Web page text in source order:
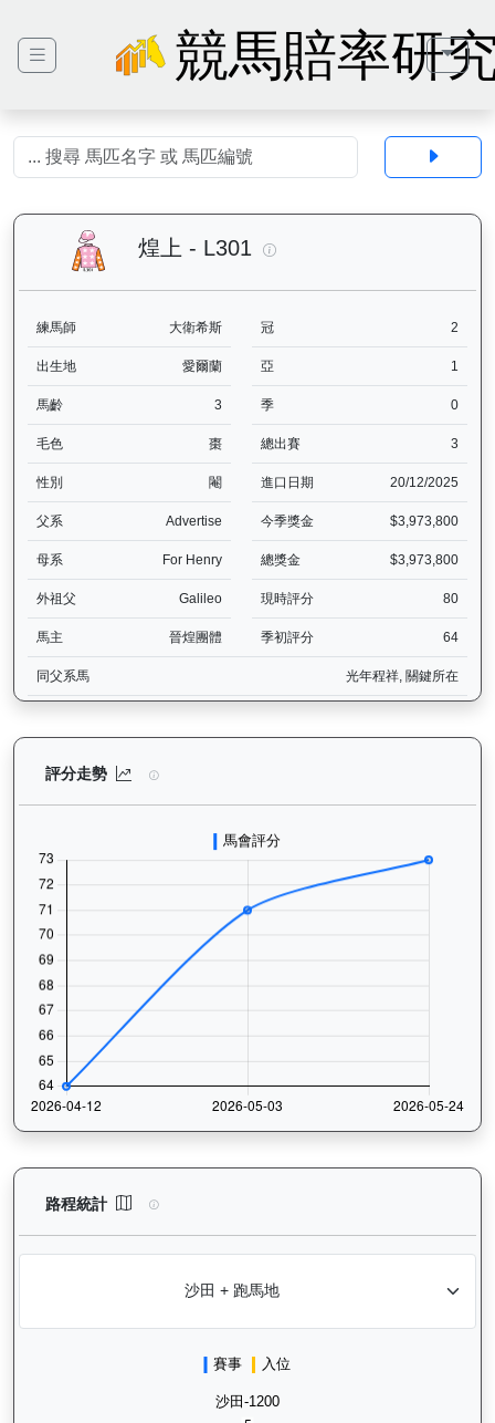
競馬賠率研
煌上 - L301
練馬師 大衛希斯 冠 2
出生地 愛爾蘭 亞 1
馬齡 3 季 0
毛色 棗 總出賽 3
性別 閹 進口日期 20/12/2025
父系 Advertise 今季獎金 $3,973,800
母系 For Henry 總獎金 $3,973,800
外祖父 Galileo 現時評分 80
馬主 晉煌團體 季初評分 64
同父系馬 光年程祥, 關鍵所在
評分走勢 煌上（L301）— 評分走勢圖表：追蹤香港賽
路程統計 煌上（L301）— 路程統計分析：查看香港賽駒